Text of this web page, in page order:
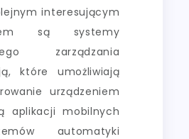
interesującym
są systemy
zarządzania
które umożliwiają
urządzeniem
aplikacji mobilnych
automatyki